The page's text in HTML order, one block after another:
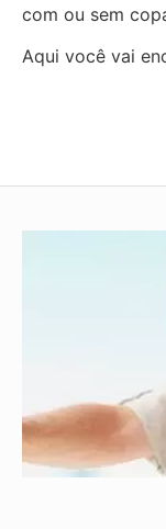
com ou sem
Aqui você vai